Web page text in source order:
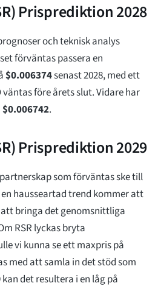
Prisprediktion 2028
och teknisk analys
förväntas passera en
$0.006374senast 2028, med ett
väntas före årets slut. Vidare har
$0.006742.
Prisprediktion 2029
som förväntas ske till
hausseartad trend kommer att
bringa det genomsnittliga
RSR lyckas bryta
vi kunna se ett maxpris på
med att samla in det stöd som
kan det resultera i en låg på